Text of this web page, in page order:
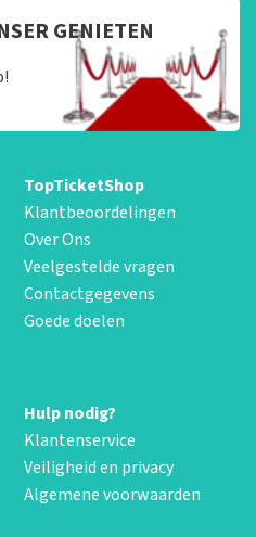
GENIETEN
TopTicketShop
Klantbeoordelingen
Over Ons
Veelgestelde vragen
Contactgegevens
Goede doelen
Hulp nodig?
Klantenservice
Veiligheid en privacy
Algemene voorwaarden